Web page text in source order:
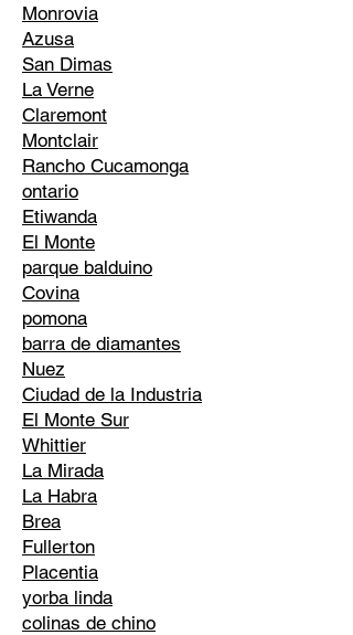
Monrovia
Azusa
San Dimas
La Verne
Claremont
Montclair
Rancho Cucamonga
ontario
Etiwanda
El Monte
parque balduino
Covina
pomona
barra de diamantes
Nuez
Ciudad de la Industria
El Monte Sur
Whittier
La Mirada
La Habra
Brea
Fullerton
Placentia
yorba linda
colinas de chino